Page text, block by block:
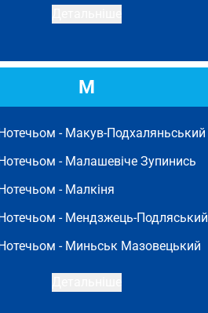
М
- Макув-Подхаляньський
- Малашевіче Зупинись
- Малкіня
- Мендзжець-Подляський
- Миньськ Мазовецький